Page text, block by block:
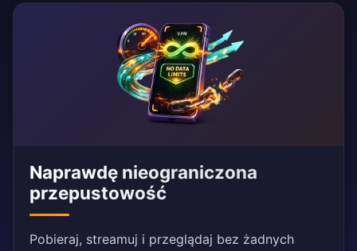
Naprawdę nieograniczona
przepustowość
Pobieraj, streamuj i przeglądaj bez żadnych